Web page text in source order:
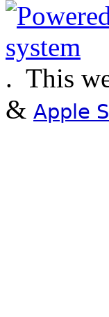
. This
& Apple